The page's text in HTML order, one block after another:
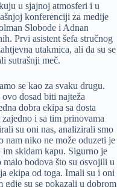
u sjajnoj atmosferi i u
konferenciji za medije
Slobode i Adnan
Prvi asistent šefa stručnog
utakmica, ali da su se
sutrašnji meč.
se kao za svaku drugu.
dosad biti najteža
dobra ekipa sa dosta
i sa tim prinovama
su oni nas, analizirali smo
nam niko ne može oduzeti je
im skidam kapu. Sigurno je
malo bodova što su osvojili u
ekipa od toga. Imali su i oni
gdje su se pokazali u dobrom